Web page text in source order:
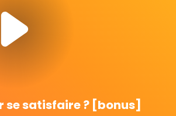
satisfaire ? [bonus]